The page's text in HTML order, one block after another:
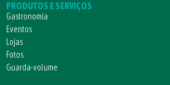
PRODUTOS E SERVIÇOS
Gastronomia
Eventos
Lojas
Fotos
Guarda-volume